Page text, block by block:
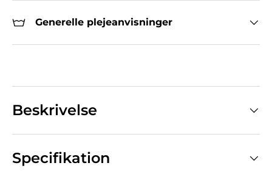
Generelle plejeanvisninger
Beskrivelse
Specifikation